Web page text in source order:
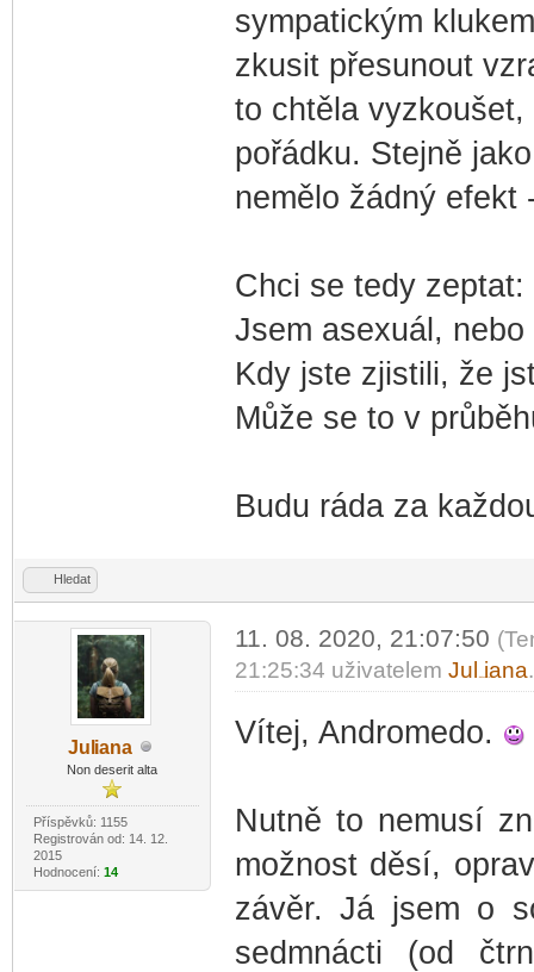
sympatickým
zkusit přesunout
to chtěla
pořádku. Stejně
nemělo žádný
Chci se tedy zeptat:
Jsem asexuál,
Kdy jste zjistili, že
Může se to v
Budu ráda za
Hledat
Juliana
Non deserit alta
Příspěvků: 1155
Registrován od: 14. 12.
2015
Hodnocení: 14
11. 08. 2020, 21:07:50
21:25:34 uživatelem Jul iana
Vítej, Andromedo.
Nutně to nemusí
možnost děsí,
závěr. Já jsem o
sedmnácti (od